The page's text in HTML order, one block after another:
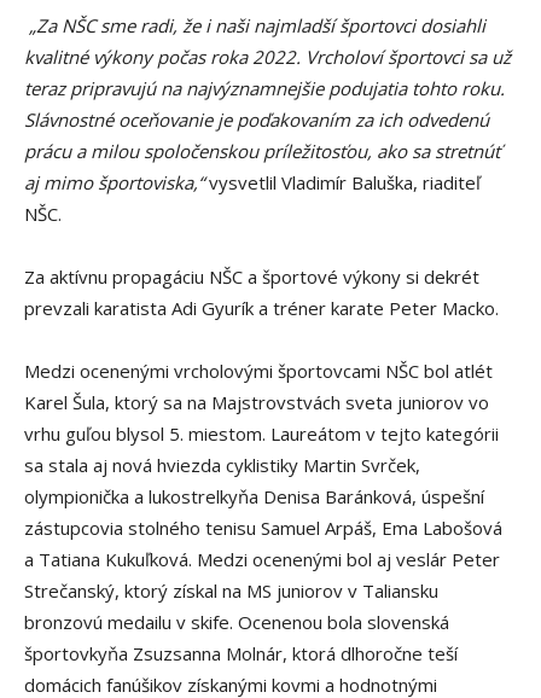
„Za NŠC sme radi, že i naši najmladší športovci dosiahli
kvalitné výkony počas roka 2022. Vrcholoví športovci sa už
teraz pripravujú na najvýznamnejšie podujatia tohto roku.
Slávnostné oceňovanie je poďakovaním za ich odvedenú
prácu a milou spoločenskou príležitosťou, ako sa stretnúť
aj mimo športoviska,“vysvetlil Vladimír Baluška, riaditeľ
NŠC.
Za aktívnu propagáciu NŠC a športové výkony si dekrét
prevzali karatista Adi Gyurík a tréner karate Peter Macko.
Medzi ocenenými vrcholovými športovcami NŠC bol atlét
Karel Šula, ktorý sa na Majstrovstvách sveta juniorov vo
vrhu guľou blysol 5. miestom. Laureátom v tejto kategórii
sa stala aj nová hviezda cyklistiky Martin Svrček,
olympionička a lukostrelkyňa Denisa Baránková, úspešní
zástupcovia stolného tenisu Samuel Arpáš, Ema Labošová
a Tatiana Kukuľková. Medzi ocenenými bol aj veslár Peter
Strečanský, ktorý získal na MS juniorov v Taliansku
bronzovú medailu v skife. Ocenenou bola slovenská
športovkyňa Zsuzsanna Molnár, ktorá dlhoročne teší
domácich fanúšikov získanými kovmi a hodnotnými